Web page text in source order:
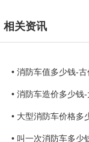
相关资讯
• 消防车值多少钱-
• 消防车造价多少钱
• 大型消防车价格多
• 叫一次消防车多少